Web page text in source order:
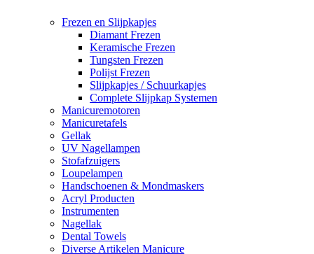
Frezen en Slijpkapjes
Diamant Frezen
Keramische Frezen
Tungsten Frezen
Polijst Frezen
Slijpkapjes / Schuurkapjes
Complete Slijpkap Systemen
Manicuremotoren
Manicuretafels
Gellak
UV Nagellampen
Stofafzuigers
Loupelampen
Handschoenen & Mondmaskers
Acryl Producten
Instrumenten
Nagellak
Dental Towels
Diverse Artikelen Manicure